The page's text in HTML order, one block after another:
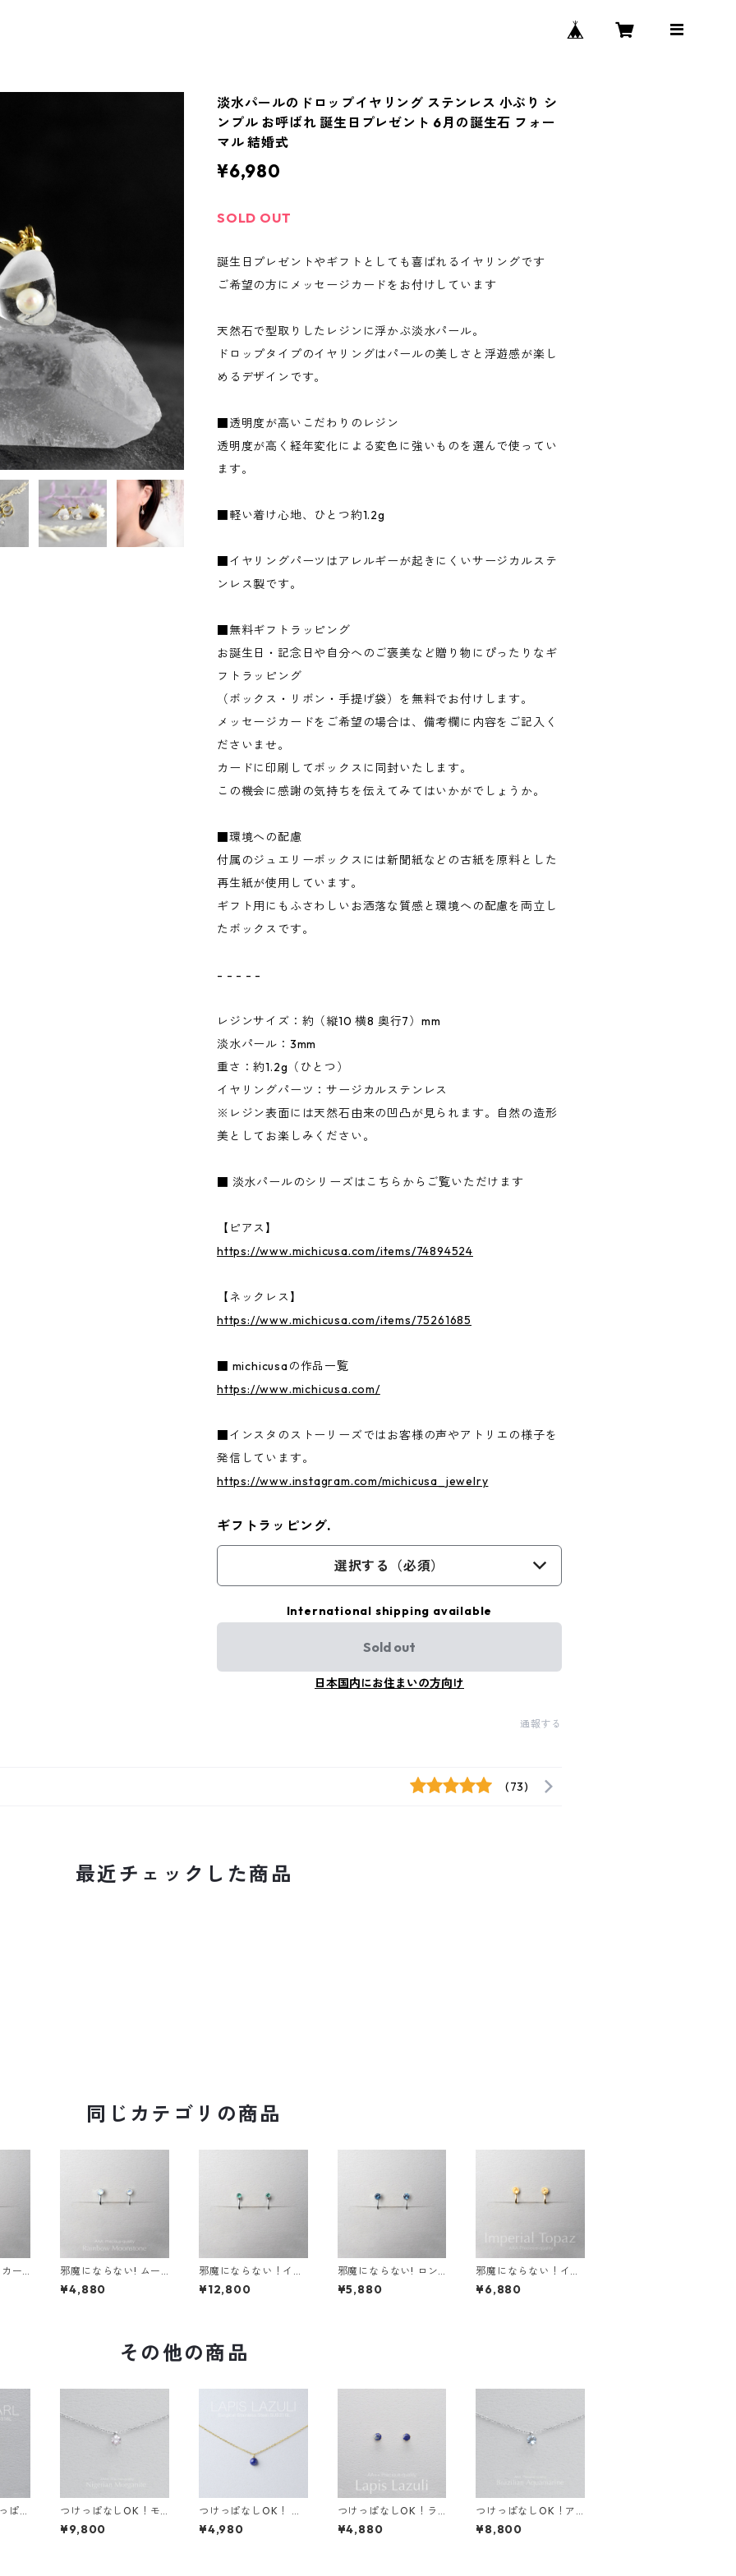
淡水パールのドロップイヤリング ステンレス 小ぶり シ
ンプル お呼ばれ 誕生日プレゼント 6月の誕生石 フォー
マル 結婚式
¥6,980
SOLD OUT
誕生日プレゼントやギフトとしても喜ばれるイヤリングです
ご希望の方にメッセージカードをお付けしています
天然石で型取りしたレジンに浮かぶ淡水パール。
ドロップタイプのイヤリングはパールの美しさと浮遊感が楽し
めるデザインです。
■透明度が高いこだわりのレジン
透明度が高く経年変化による変色に強いものを選んで使ってい
ます。
■軽い着け心地、ひとつ約1.2g
■イヤリングパーツはアレルギーが起きにくいサージカルステ
ンレス製です。
■無料ギフトラッピング
お誕生日・記念日や自分へのご褒美など贈り物にぴったりなギ
フトラッピング
（ボックス・リボン・手提げ袋）を無料でお付けします。
メッセージカードをご希望の場合は、備考欄に内容をご記入く
ださいませ。
カードに印刷してボックスに同封いたします。
この機会に感謝の気持ちを伝えてみてはいかがでしょうか。
■環境への配慮
付属のジュエリーボックスには新聞紙などの古紙を原料とした
再生紙が使用しています。
ギフト用にもふさわしいお洒落な質感と環境への配慮を両立し
たボックスです。
- - - - -
レジンサイズ：約（縦10 横8 奥行7）mm
淡水パール：3mm
重さ：約1.2g（ひとつ）
イヤリングパーツ：サージカルステンレス
※レジン表面には天然石由来の凹凸が見られます。自然の造形
美としてお楽しみください。
■ 淡水パールのシリーズはこちらからご覧いただけます
【ピアス】
https://www.michicusa.com/items/74894524
【ネックレス】
https://www.michicusa.com/items/75261685
■ michicusaの作品一覧
https://www.michicusa.com/
■インスタのストーリーズではお客様の声やアトリエの様子を
発信しています。
https://www.instagram.com/michicusa_jewelry
ギフトラッピング.
選択する（必須）
International shipping available
Sold out
日本国内にお住まいの方向け
通報する
(73)
最近チェックした商品
同じカテゴリの商品
ー
邪魔にならない! ムー
ンストーン イヤリング
AAA レインボー サー
グ スキンジュエリー
¥4,880
邪魔にならない！イヤ
リング エメラルド AA
A サージカルステンレ
¥12,800
邪魔にならない! ロン
ドンブルートパーズ イ
ヤリング 宝石質AAA
¥5,880
邪魔にならない！イヤ
リング インペリアル
トパーズ AAA宝石質
¥6,880
その他の商品
ぱな
つけっぱなしOK！モ
ルガナイト AAAA 一粒
ネックレス 金属アレル
¥9,800
つけっぱなしOK！ ラ
ピスラズリ 一粒ネック
レス サージカルステン
¥4,980
つけっぱなしOK！ラ
ピスラズリ ピアス サ
ージカルステンレス 金
¥4,880
つけっぱなしOK！ア
クアマリン 一粒ネック
レス 金属アレルギー対
¥8,800